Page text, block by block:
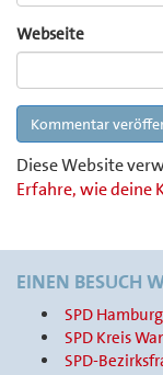
Webseite
Diese Website
Erfahre, wie deine
EINEN BESUCH
SPD Hamburg
SPD Kreis
SPD-